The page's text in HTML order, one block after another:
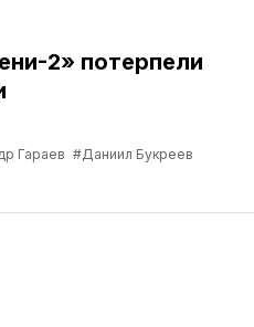
2» потерпели
Гараев #Даниил Букреев